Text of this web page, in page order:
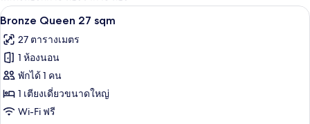
มี
ให้
สำหรับ
ห้อง
พัก
เปิด
ภาพถ่าย
ทั้งหมด
ของ
Bronze
Queen
Bronze Queen 27 sqm | ผ้าปูที่นอนฝ้
12
Bronze Queen 27 sqm
27 ตารางเมตร
1 ห้องนอน
พักได้ 1 คน
1 เตียงเดี่ยวขนาดใหญ่
Wi-Fi ฟรี